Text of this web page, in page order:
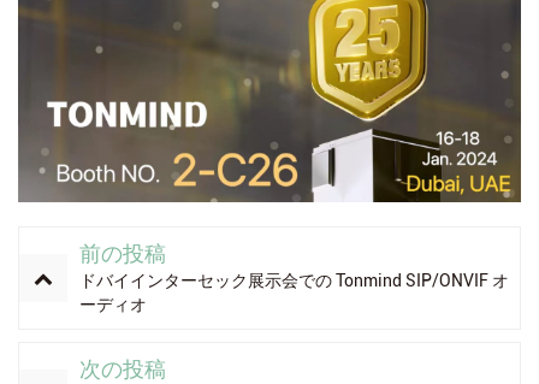
前の投稿
ドバイインターセック展示会での Tonmind SIP/ONVIF オ
ーディオ
次の投稿